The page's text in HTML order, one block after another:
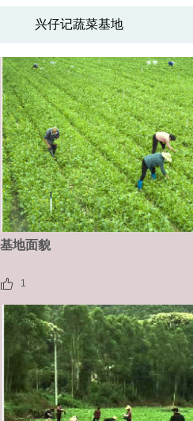
兴仔记蔬菜基地
基地面貌
1